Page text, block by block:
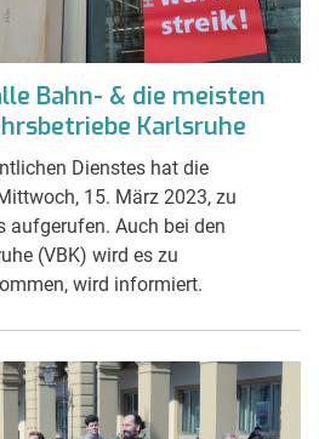
Bahn- & die meisten
Karlsruhe
Dienstes hat die
15. März 2023, zu
aufgerufen. Auch bei den
(VBK) wird es zu
wird informiert.